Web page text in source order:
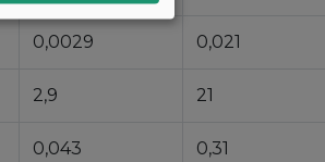
0,0029 0,021
2,9 21
0,043 0,31